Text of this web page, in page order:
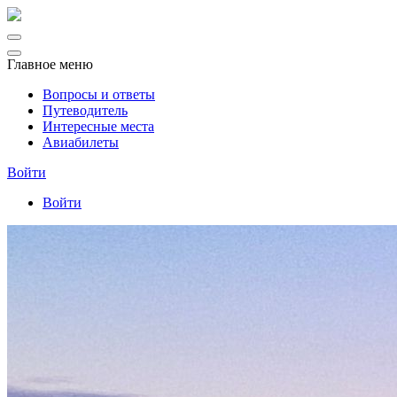
Главное меню
Вопросы и ответы
Путеводитель
Интересные места
Авиабилеты
Войти
Войти